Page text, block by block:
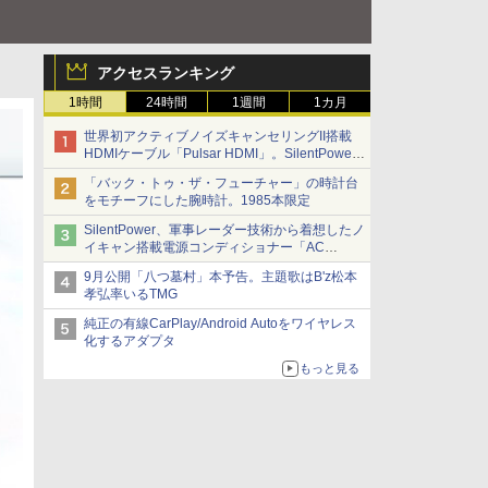
アクセスランキング
1時間 24時間 1週間 1カ月
世界初アクティブノイズキャンセリングII搭載
HDMIケーブル「Pulsar HDMI」。SilentPower
から
「バック・トゥ・ザ・フューチャー」の時計台
をモチーフにした腕時計。1985本限定
SilentPower、軍事レーダー技術から着想したノ
イキャン搭載電源コンディショナー「AC
iPurifier2」
9月公開「八つ墓村」本予告。主題歌はB'z松本
孝弘率いるTMG
純正の有線CarPlay/Android Autoをワイヤレス
化するアダプタ
もっと見る